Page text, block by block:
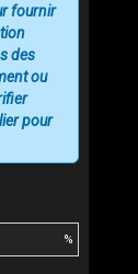
%
fournir
des
ou
pour